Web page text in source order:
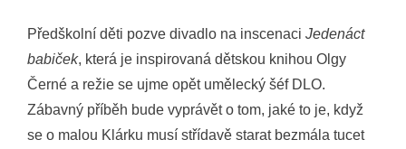
Předškolní děti pozve divadlo na inscenaci Jedenáct
babiček, která je inspirovaná dětskou knihou Olgy
Černé a režie se ujme opět umělecký šéf DLO.
Zábavný příběh bude vyprávět o tom, jaké to je, když
se o malou Klárku musí střídavě starat bezmála tucet